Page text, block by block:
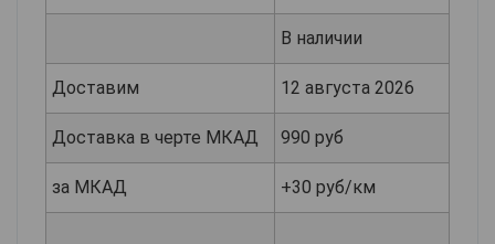
В наличии
Доставим 12 августа 2026
Доставка в черте МКАД 990 руб
за МКАД +30 руб/км